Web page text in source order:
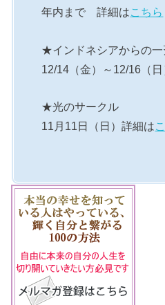
年内まで 詳細はこちら
★インドネシアからの
12/14（金）～12/16（
★光のサークル
11月11日（日）詳細は